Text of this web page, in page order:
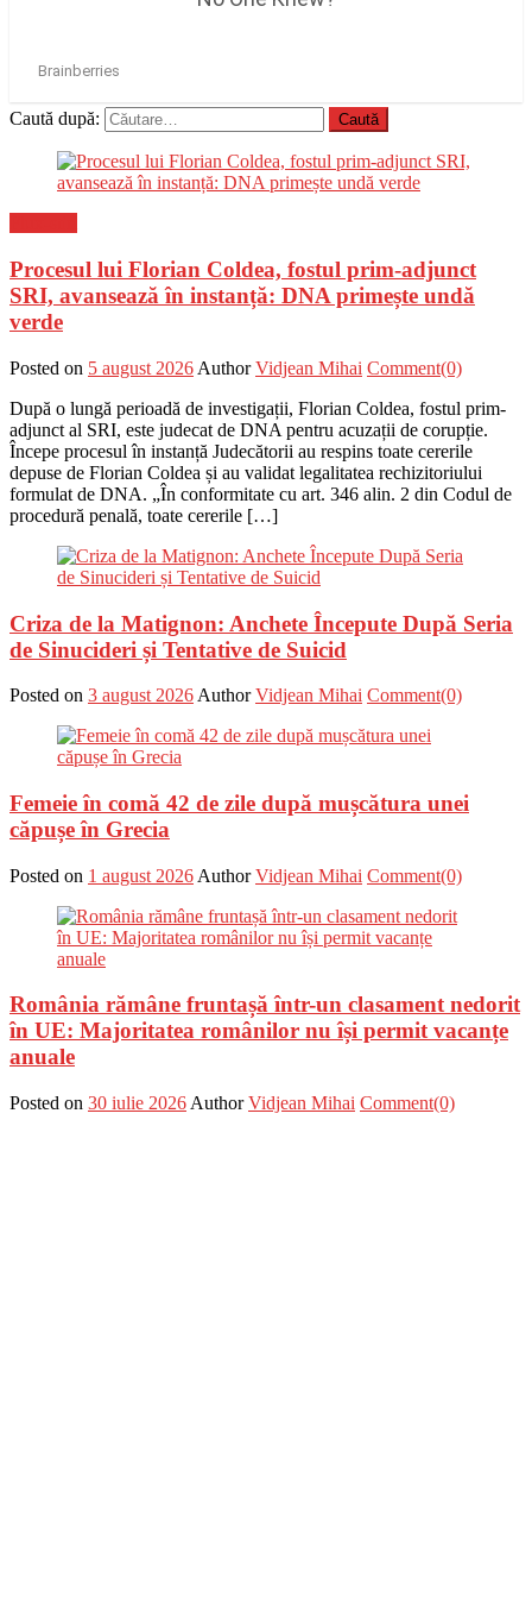
Caută după:
Procesul lui Florian Coldea, fostul prim-adjunct
SRI, avansează în instanță: DNA primește undă
verde
Posted on 5 august 2026 Author Vidjean Mihai Comment(0)
După o lungă perioadă de investigații, Florian Coldea, fostul prim-
adjunct al SRI, este judecat de DNA pentru acuzații de corupție.
Începe procesul în instanță Judecătorii au respins toate cererile
depuse de Florian Coldea și au validat legalitatea rechizitoriului
formulat de DNA. „În conformitate cu art. 346 alin. 2 din Codul de
procedură penală, toate cererile […]
Criza de la Matignon: Anchete Începute După Seria
de Sinucideri și Tentative de Suicid
Posted on 3 august 2026 Author Vidjean Mihai Comment(0)
Femeie în comă 42 de zile după mușcătura unei
căpușe în Grecia
Posted on 1 august 2026 Author Vidjean Mihai Comment(0)
România rămâne fruntașă într-un clasament nedorit
în UE: Majoritatea românilor nu își permit vacanțe
anuale
Posted on 30 iulie 2026 Author Vidjean Mihai Comment(0)